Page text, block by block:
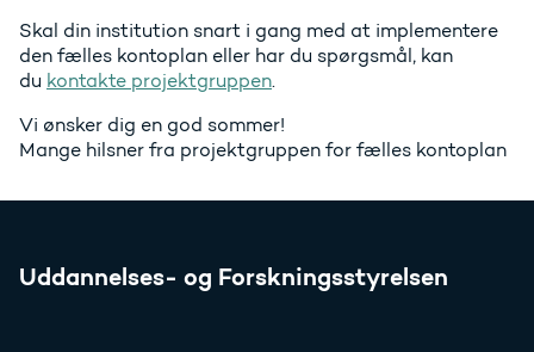
Skal din institution snart i gang med at implementere
den fælles kontoplan eller har du spørgsmål, kan
du kontakte projektgruppen.
Vi ønsker dig en god sommer!
Mange hilsner fra projektgruppen for fælles kontoplan
Uddannelses- og Forskningsstyrelsen